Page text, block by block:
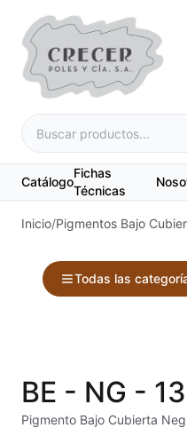
Catálogo
Fichas
Técnicas
Inicio/Pigmentos Bajo
Todas las
Alambre Kanthal
BE - NG - 13
Pigmento Bajo Cubierta